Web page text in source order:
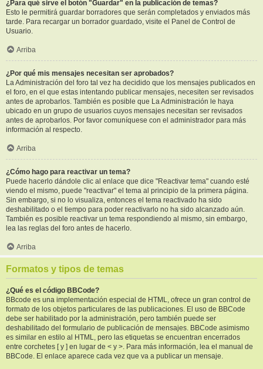
¿Para qué sirve el botón "Guardar" en la publicación de temas?
Esto le permitirá guardar borradores que serán completados y enviados más
tarde. Para recargar un borrador guardado, visite el Panel de Control de
Usuario.
Arriba
¿Por qué mis mensajes necesitan ser aprobados?
La Administración del foro tal vez ha decidido que los mensajes publicados en
el foro, en el que estas intentando publicar mensajes, necesiten ser revisados
antes de aprobarlos. También es posible que La Administración le haya
ubicado en un grupo de usuarios cuyos mensajes necesitan ser revisados
antes de aprobarlos. Por favor comuníquese con el administrador para más
información al respecto.
Arriba
¿Cómo hago para reactivar un tema?
Puede hacerlo dándole clic al enlace que dice "Reactivar tema" cuando esté
viendo el mismo, puede "reactivar" el tema al principio de la primera página.
Sin embargo, si no lo visualiza, entonces el tema reactivado ha sido
deshabilitado o el tiempo para poder reactivarlo no ha sido alcanzado aún.
También es posible reactivar un tema respondiendo al mismo, sin embargo,
lea las reglas del foro antes de hacerlo.
Arriba
Formatos y tipos de temas
¿Qué es el código BBCode?
BBcode es una implementación especial de HTML, ofrece un gran control de
formato de los objetos particulares de las publicaciones. El uso de BBCode
debe ser habilitado por la administración, pero también puede ser
deshabilitado del formulario de publicación de mensajes. BBCode asimismo
es similar en estilo al HTML, pero las etiquetas se encuentran encerrados
entre corchetes [ y ] en lugar de < y >. Para más información, lea el manual de
BBCode. El enlace aparece cada vez que va a publicar un mensaje.